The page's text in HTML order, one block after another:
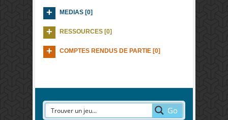
MEDIAS [0]
RESSOURCES [0]
COMPTES RENDUS DE PARTIE [0]
Go